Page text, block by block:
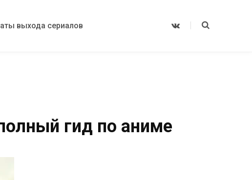
выхода сериалов
V
гид по аниме